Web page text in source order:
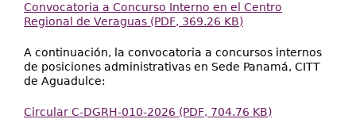
Convocatoria a Concurso Interno en el Centro
Regional de Veraguas (PDF, 369.26 KB)
A continuación, la convocatoria a concursos internos
de posiciones administrativas en Sede Panamá, CITT
de Aguadulce:
Circular C-DGRH-010-2026 (PDF, 704.76 KB)